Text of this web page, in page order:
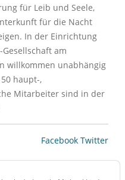
für Leib und Seele,
für die Nacht
In der Einrichtung
am
willkommen unabhängig
haupt-,
Mitarbeiter sind in der
Facebook Twitter